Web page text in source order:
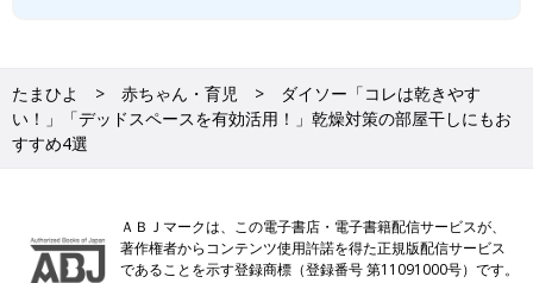
たまひよ 赤ちゃん・育児
ダイソー「コレは乾きやす
い！」「デッドスペースを有効活用！」乾燥対策の部屋干しにもお
すすめ4選
ＡＢＪマークは、この電子書店・電子書籍配信サービスが、
著作権者からコンテンツ使用許諾を得た正規版配信サービス
であることを示す登録商標（登録番号 第11091000号）です。